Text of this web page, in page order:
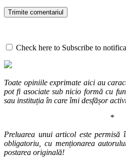
Check here to Subscribe to
Toate opiniile exprimate aici au
pot fi asociate sub nicio formă cu
sau instituția în care îmi desfășor
*
Preluarea unui articol este
obligatoriu, cu menționarea
postarea originală!